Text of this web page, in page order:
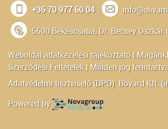
+36 70 977 60 04
5600 Békéscsaba, Dr. Becsey Oszkár
Weboldal adatkezelési tájékoztató|
Szerződési Feltételek| Minden jog
Adatvédelmi tisztviselő (DPO): Bovard Kft. (
Powered by